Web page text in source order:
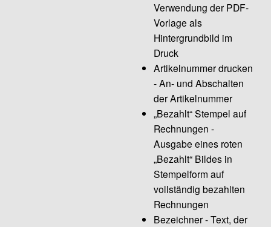
Verwendung der PDF-
Vorlage als
Hintergrundbild im
Druck
Artikelnummer drucken
- An- und Abschalten
der Artikelnummer
„Bezahlt“ Stempel auf
Rechnungen -
Ausgabe eines roten
„Bezahlt“ Bildes in
Stempelform auf
vollständig bezahlten
Rechnungen
Bezeichner - Text, der